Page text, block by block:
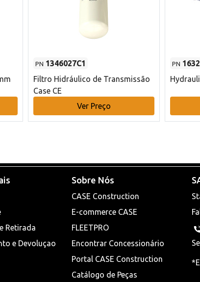
PN 1346027C1
Filtro Hidráulico de Transmissão
Case CE
Ver Preço
PN
Retirada
e Devoluçao
Sobre Nós
CASE Construction
E-commerce CASE
FLEETPRO
Encontrar Concessionário
Portal CASE Construction
Catálogo de Peças